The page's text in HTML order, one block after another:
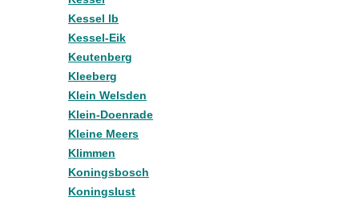
Kessel lb
Kessel-Eik
Keutenberg
Kleeberg
Klein Welsden
Klein-Doenrade
Kleine Meers
Klimmen
Koningsbosch
Koningslust